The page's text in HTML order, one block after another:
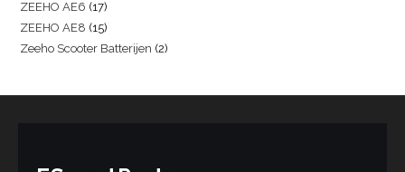
ZEEHO AE6 17
ZEEHO AE8 15
Zeeho Scooter Batterijen 2